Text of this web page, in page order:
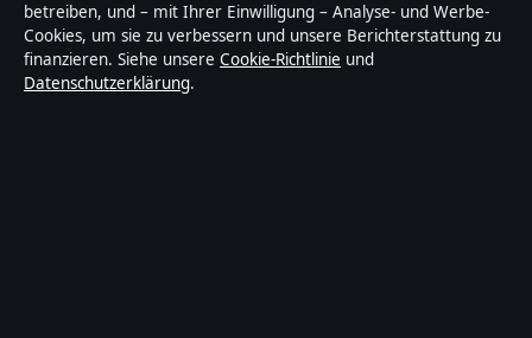
Sacharchiv ist ein unabhängiger digitaler
Nachrichtenanbieter mit Fokus auf Politik, Wirtschaft,
Technik und Gesellschaft in Deutschland. Jeder Artikel
betreiben, und – mit Ihrer Einwilligung – Analyse- und Werbe-
Cookies, um sie zu verbessern und unsere Berichterstattung zu
finanzieren. Siehe unsere Cookie-Richtlinie und
Datenschutzerklärung.